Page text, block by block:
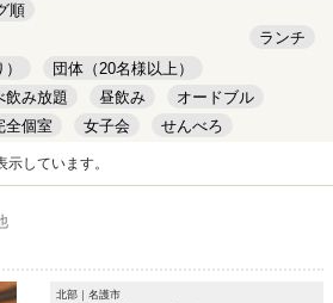
順
ランチ
団体（20名様以上）
飲み放題 昼飲み
オードブル
全個室 女子会
せんべろ
デート
しています。
北部｜名護市